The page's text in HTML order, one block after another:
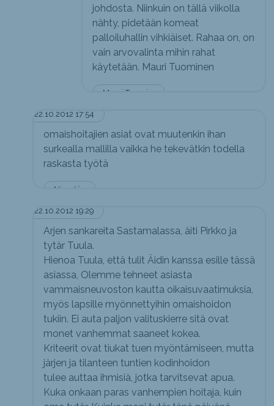
johdosta. Niinkuin on tällä viikolla
nähty, pidetään komeat
palloiluhallin vihkiäiset. Rahaa on, on
vain arvovalinta mihin rahat
käytetään. Mauri Tuominen
22.10.2012 17:54
Nimetön
omaishoitajien asiat ovat muutenkin ihan
surkealla mallilla vaikka he tekevätkin todella
raskasta työtä
22.10.2012 19:29
Arjen sankareita Sastamalassa, äiti Pirkko ja
tytär Tuula.
Hienoa Tuula, että tulit Äidin kanssa esille tässä
asiassa, Olemme tehneet asiasta
vammaisneuvoston kautta oikaisuvaatimuksia,
myös lapsille myönnettyihin omaishoidon
tukiin. Ei auta paljon valituskierre sitä ovat
monet vanhemmat saaneet kokea.
Kriteerit ovat tiukat tuen myöntämiseen, mutta
järjen ja tilanteen tuntien kodinhoidon
tulee auttaa ihmisiä, jotka tarvitsevat apua.
Kuka onkaan paras vanhempien hoitaja, kuin